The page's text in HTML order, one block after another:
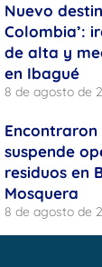
Nuevo
Colombia’:
de alta y
en Ibagué
8 de agosto de
Encontraron
suspende
residuos en
Mosquera
8 de agosto de